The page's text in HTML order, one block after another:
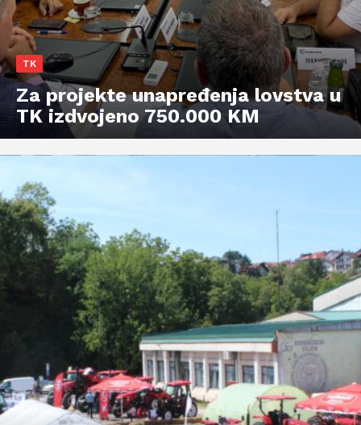
TK
Za projekte unapređenja lovstva u
TK izdvojeno 750.000 KM